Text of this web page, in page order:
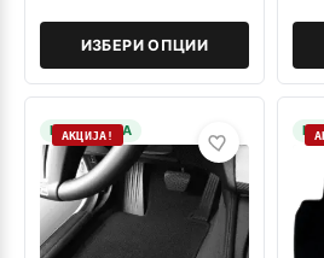
ИЗБЕРИ ОПЦИИ
НА ЗАЛИХА
АКЦИЈА!